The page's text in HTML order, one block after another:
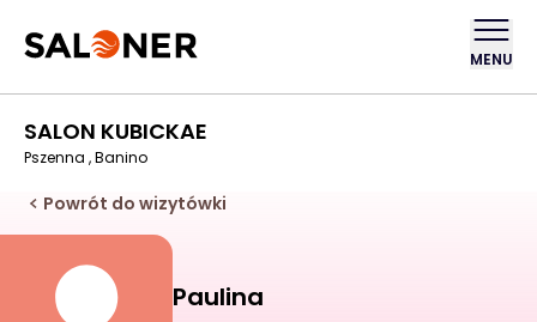
MENU
SALON KUBICKAE
Pszenna , Banino
Powrót do wizytówki
Paulina